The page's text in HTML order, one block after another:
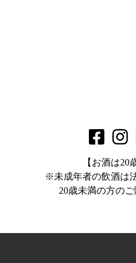
【お酒は20
※未成年者の飲酒は
20歳未満の方の